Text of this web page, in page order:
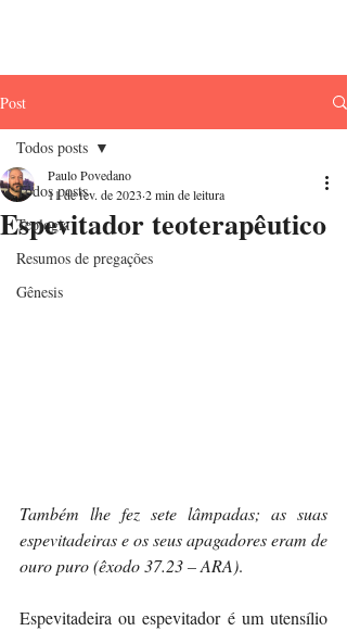
Post
Todos posts
Teologia
Resumos de pregações
Gênesis
Todos posts
Espevitador teoterapêutico
Paulo Povedano
11 de fev. de 2023 2 min de leitura
Também lhe fez sete lâmpadas; as suas
espevitadeiras e os seus apagadores eram de
ouro puro (êxodo 37.23 – ARA).
Espevitadeira ou espevitador é um utensílio